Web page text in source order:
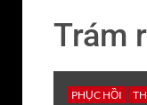
Trám
PHỤC HỒI